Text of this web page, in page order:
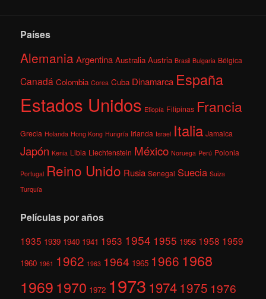
Países
AlemaniaArgentina Australia Austria Brasil Bulgaria Bélgica
Canadá Colombia Corea Cuba Dinamarca España
Estados Unidos Etiopía Filipinas Francia
Grecia Holanda Hong Kong Hungría Irlanda Israel Italia Jamaica
Japón Kenia Libia Liechtenstein México Noruega Perú Polonia
Portugal Reino Unido Rusia Senegal Suecia Suiza
Turquía
Películas por años
1935 1939 1940 1941 1953 1954 1955 1956 1958 1959
1960 1961 1962 1963 1964 1965 1966 1968
1969 1970 1972 1973 1974 1975 1976